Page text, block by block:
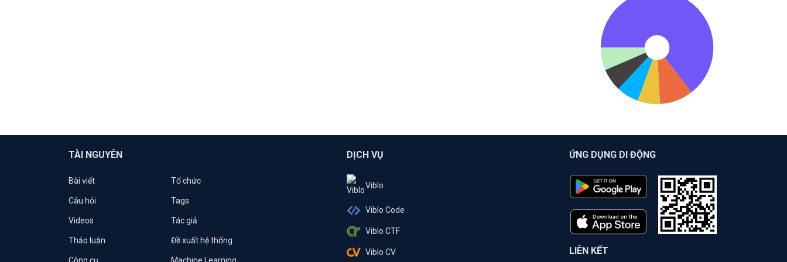
TÀI NGUYÊN
Bài viết Tổ chức
Câu hỏi Tags
Videos Tác giả
Thảo luận Đề xuất hệ thống
Công cụ Machine Learning
DỊCH VỤ
Viblo
Viblo Code
Viblo CTF
Viblo CV
ỨNG DỤNG DI ĐỘNG
LIÊN KẾT